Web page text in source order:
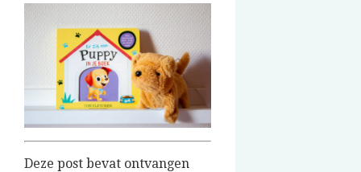
Deze post bevat ontvangen